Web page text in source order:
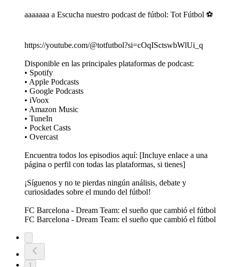
aaaaaaa a Escucha nuestro podcast de fútbol: Tot Fútbol ⚽
https://youtube.com/@totfutbol?si=cOqISctswbWlUi_q
Disponible en las principales plataformas de podcast:
• Spotify
• Apple Podcasts
• Google Podcasts
• iVoox
• Amazon Music
• TuneIn
• Pocket Casts
• Overcast
Encuentra todos los episodios aquí: [Incluye enlace a una
página o perfil con todas las plataformas, si tienes]
¡Síguenos y no te pierdas ningún análisis, debate y
curiosidades sobre el mundo del fútbol!
FC Barcelona - Dream Team: el sueño que cambió el fútbol
FC Barcelona - Dream Team: el sueño que cambió el fútbol
1